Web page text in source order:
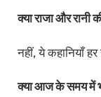
क्या राजा और रानी
नहीं, ये कहानियाँ
क्या आज के समय में